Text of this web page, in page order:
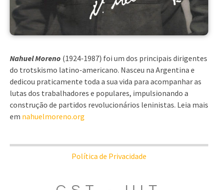
Nahuel Moreno (1924-1987) foi um dos principais dirigentes
do trotskismo latino-americano. Nasceu na Argentina e
dedicou praticamente toda a sua vida para acompanhar as
lutas dos trabalhadores e populares, impulsionando a
construção de partidos revolucionários leninistas. Leia mais
em nahuelmoreno.org
Política de Privacidade